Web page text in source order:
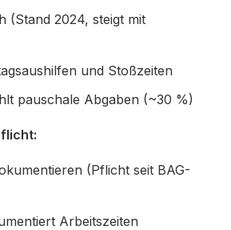
(Stand 2024, steigt mit
und Stoßzeiten
pauschale Abgaben (~30 %)
(Pflicht seit BAG-
Arbeitszeiten